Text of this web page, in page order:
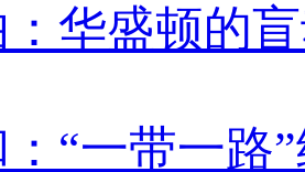
华盛顿的
“一带一路